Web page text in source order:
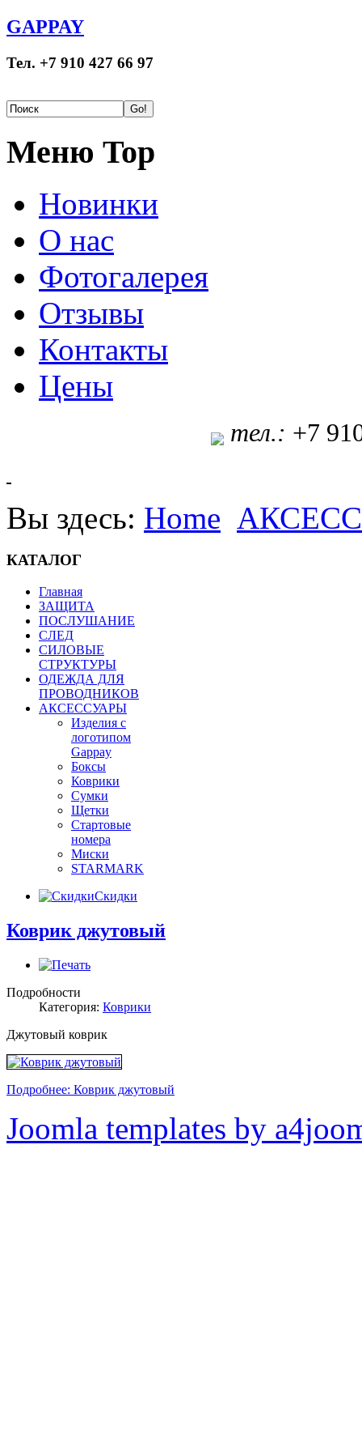
GAPPAY
Тел. +7 910 427 66 97
Меню Top
Новинки
О нас
Фотогалерея
Отзывы
Контакты
Цены
тел.: +7
Вы здесь: Home
КАТАЛОГ
Главная
ЗАЩИТА
ПОСЛУШАНИЕ
СЛЕД
СИЛОВЫЕ
СТРУКТУРЫ
ОДЕЖДА ДЛЯ
ПРОВОДНИКОВ
АКСЕССУАРЫ
Изделия с
логотипом
Gappay
Боксы
Коврики
Сумки
Щетки
Стартовые
номера
Миски
STARMARK
Скидки
Коврик джутовый
Подробности
Категория: Коврики
Джутовый коврик
Подробнее: Коврик джутовый
Joomla templates by